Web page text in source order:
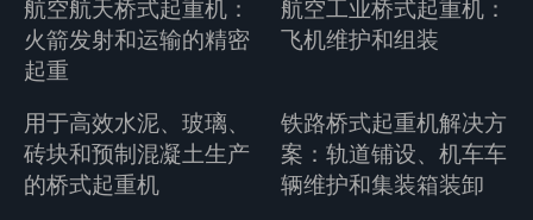
航空航天桥式起重机：
火箭发射和运输的精密
起重
航空工业桥式起重机：
飞机维护和组装
用于高效水泥、玻璃、
砖块和预制混凝土生产
的桥式起重机
铁路桥式起重机解决方
案：轨道铺设、机车车
辆维护和集装箱装卸